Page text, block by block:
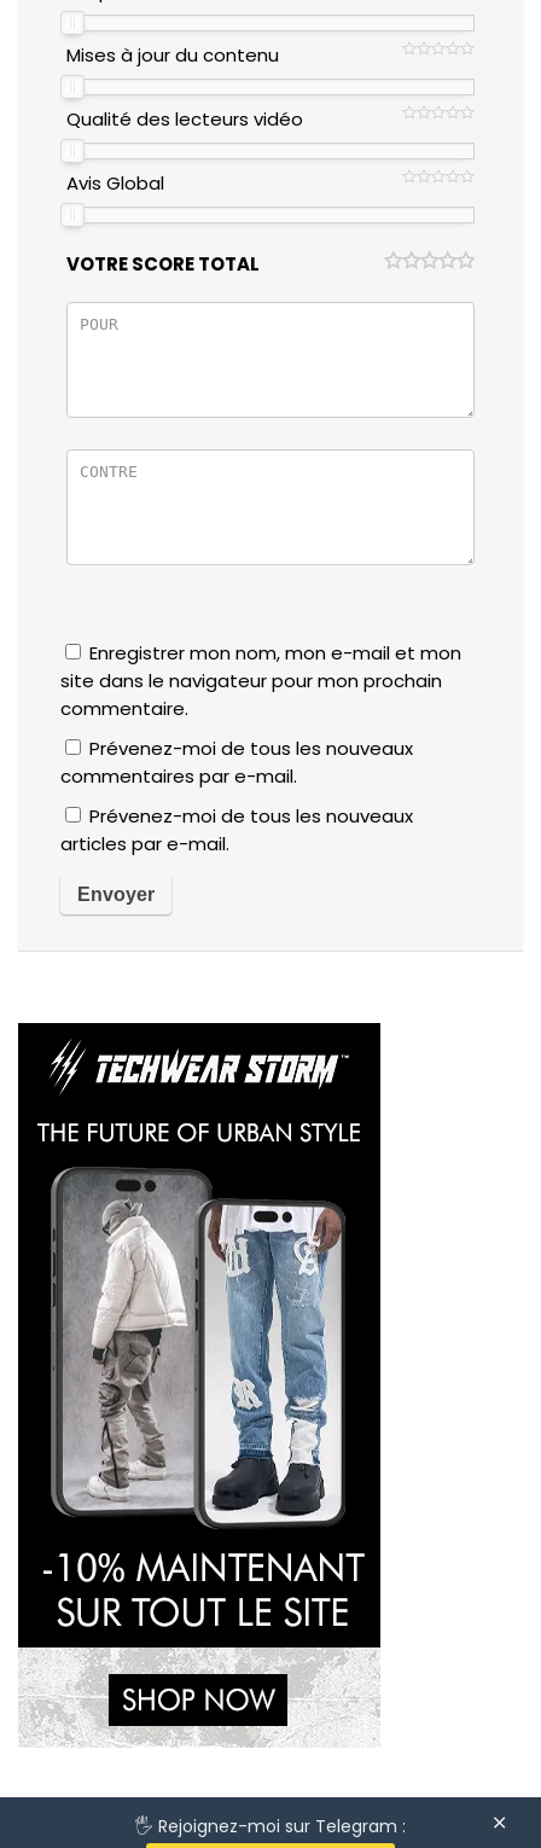
Mises à jour du contenu
Qualité des lecteurs vidéo
Avis Global
VOTRE SCORE TOTAL
Enregistrer mon nom, mon e-mail et mon
site dans le navigateur pour mon prochain
commentaire.
Prévenez-moi de tous les nouveaux
commentaires par e-mail.
Prévenez-moi de tous les nouveaux
articles par e-mail.
🖐 Rejoignez-moi sur Telegram :